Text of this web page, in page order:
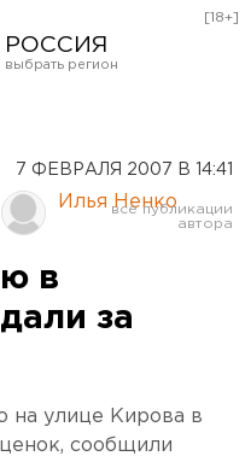
РОССИЯ
Курган
Оренбург
[18+]
7 ФЕВРАЛЯ 2007 В 14:41
Илья Ненко
в
за
на улице Кирова в
сообщили